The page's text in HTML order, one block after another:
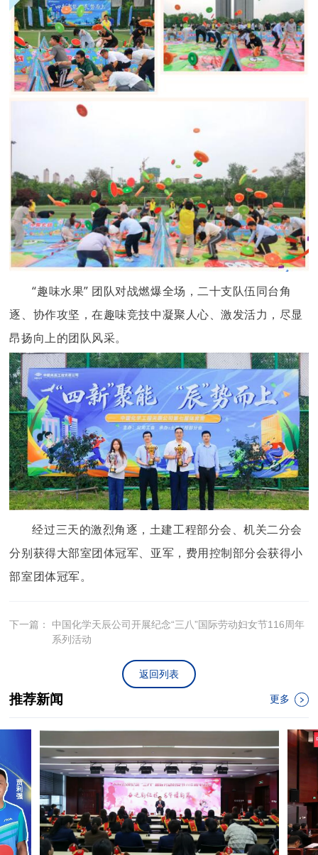
“趣味水果” 团队对战燃爆全场，二十支队伍同台角
逐、协作攻坚，在趣味竞技中凝聚人心、激发活力，尽显
昂扬向上的团队风采。
经过三天的激烈角逐，土建工程部分会、机关二分会
分别获得大部室团体冠军、亚军，费用控制部分会获得小
部室团体冠军。
下一篇：
中国化学天辰公司开展纪念“三八”国际劳动妇女节116周年
系列活动
返回列表
推荐新闻 更多